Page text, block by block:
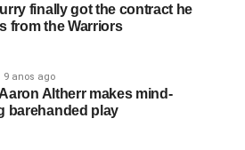
finally got the contract he
from the Warriors
9 anos ago
Aaron Altherr makes mind-
barehanded play